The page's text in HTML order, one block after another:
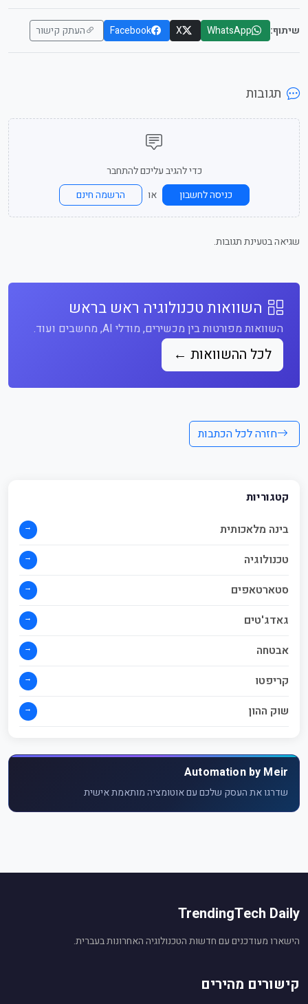
שיתוף: WhatsApp
X
Facebook העתק קישור
תגובות
כדי להגיב עליכם להתחבר
כניסה לחשבון
או הרשמה חינם
שגיאה בטעינת תגובות.
השוואות טכנולוגיה ראש בראש
השוואות מפורטות בין מכשירים, מודלי AI, מחשבים ועוד.
לכל ההשוואות ←
חזרה לכל הכתבות
קטגוריות
בינה מלאכותית
→
טכנולוגיה →
סטארטאפים →
גאדג'טים →
אבטחה →
קריפטו →
שוק ההון →
Automation by Meir
שדרגו את העסק שלכם עם אוטומציה מותאמת אישית
TrendingTech Daily
הישארו מעודכנים עם חדשות הטכנולוגיה האחרונות בעברית.
קישורים מהירים